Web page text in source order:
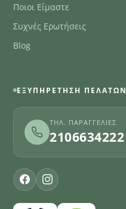
Ποιοι Είμαστε
Συχνές Ερωτήσεις
Blog
ΕΞΥΠΗΡΈΤΗΣΗ ΠΕΛΑΤΏΝ
ΤΗΛ. ΠΑΡΑΓΓΕΛΊΕΣ
2106634222